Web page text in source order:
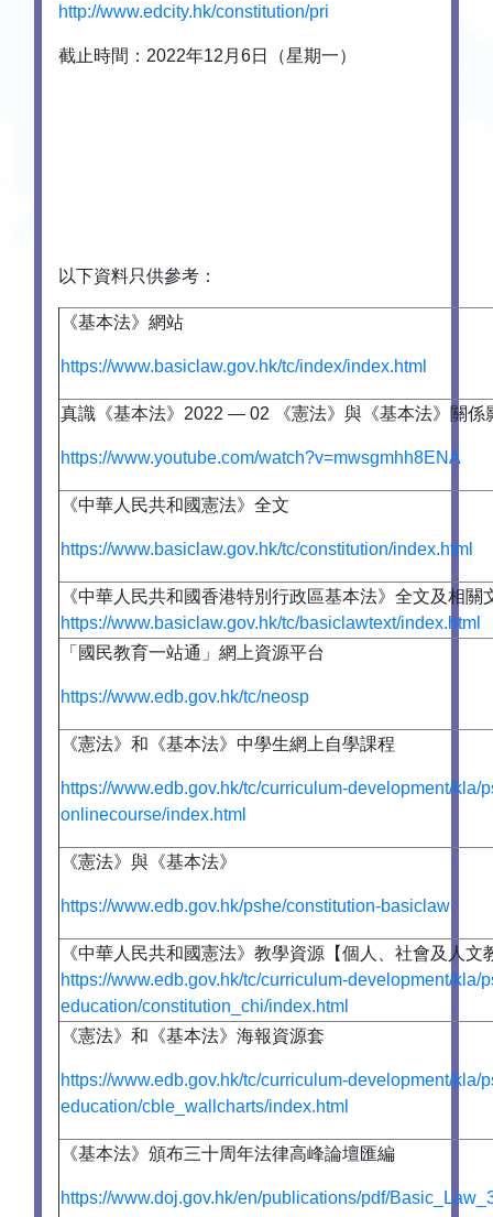
http://www.edcity.hk/constitution/pri
截止時間：2022年12月6日（星期一）
以下資料只供參考：
《基本法》網站
https://www.basiclaw.gov.hk/tc/index/index.html
真識《基本法》2022 — 02 《憲法》與《基本法》關係
https://www.youtube.com/watch?v=mwsgmhh8ENA
《中華人民共和國憲法》全文
https://www.basiclaw.gov.hk/tc/constitution/index.html
《中華人民共和國香港特別行政區基本法》全文及相關
https://www.basiclaw.gov.hk/tc/basiclawtext/index.html
「國民教育一站通」網上資源平台
https://www.edb.gov.hk/tc/neosp
《憲法》和《基本法》中學生網上自學課程
https://www.edb.gov.hk/tc/curriculum-development/
onlinecourse/index.html
《憲法》與《基本法》
https://www.edb.gov.hk/pshe/constitution-basiclaw
《中華人民共和國憲法》教學資源【個人、社會及人
https://www.edb.gov.hk/tc/curriculum-development/kla/
education/constitution_chi/index.html
《憲法》和《基本法》海報資源套
https://www.edb.gov.hk/tc/curriculum-development/kla/
education/cble_wallcharts/index.html
《基本法》頒布三十周年法律高峰論壇匯編
https://www.doj.gov.hk/en/publications/pdf/